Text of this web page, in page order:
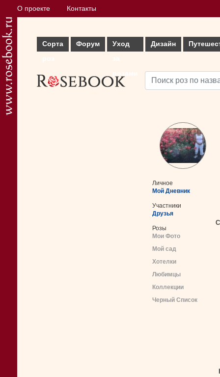
О проекте Контакты
Сорта
Форум
Уход
Дизайн
Личное
Мой Дневник
Участники
Друзья
Розы
Мои Фото
Мой сад
Хотелки
Любимцы
Коллекции
Черный Список